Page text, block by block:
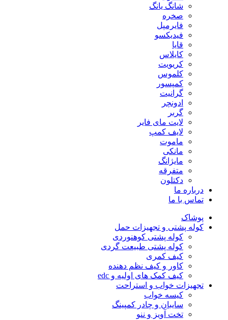
شانگ یانگ
صخره
فایرمپل
فیدیکسو
قایا
کایلاس
کریویت
کلموس
کمپسور
گرانیت
ادونچر
گربر
لایت مای فایر
لایف کمپ
ماموت
مانکی
مایژانگ
متفرقه
دکتلون
درباره ما
تماس با ما
پوشاک
کوله پشتی و تجهیزات حمل
کوله پشتی کوهنوردی
کوله پشتی طبیعت گردی
کیف کمری
کاور و کیف نظم دهنده
کیف کمک های اولیه و edc
تجهیزات خواب و استراحت
کیسه خواب
سایبان و چادر کمپینگ
تخت آویز و ننو